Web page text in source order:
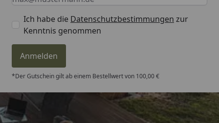
Ich habe die Datenschutzbestimmungen zur
Kenntnis genommen
Anmelden
*Der Gutschein gilt ab einem Bestellwert von 100,00 €